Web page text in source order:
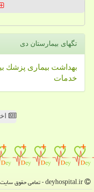
تگهای بیمارستان دی
بهداشت بیماری پزشك
خدمات